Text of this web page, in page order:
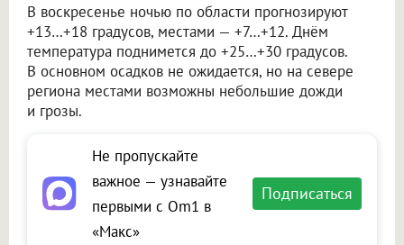
В воскресенье ночью по области прогнозируют
+13…+18 градусов, местами — +7…+12. Днём
температура поднимется до +25…+30 градусов.
В основном осадков не ожидается, но на севере
региона местами возможны небольшие дожди
и грозы.
Не пропускайте
важное — узнавайте
первыми с Om1 в
«Макс»
Подписаться